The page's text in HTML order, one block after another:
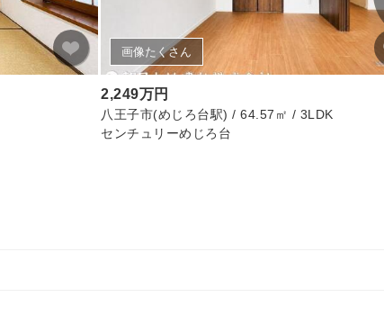
画像たくさん
2,249万円
八王子市(めじろ台駅) / 64.57㎡ / 3LDK
センチュリーめじろ台